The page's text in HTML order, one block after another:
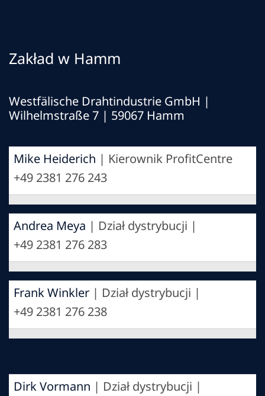
Zakład w Hamm
Westfälische Drahtindustrie GmbH |
Wilhelmstraße 7 | 59067 Hamm
Mike Heiderich | Kierownik ProfitCentre
+49 2381 276 243
Andrea Meya | Dział dystrybucji |
+49 2381 276 283
Frank Winkler | Dział dystrybucji |
+49 2381 276 238
Dirk Vormann | Dział dystrybucji |